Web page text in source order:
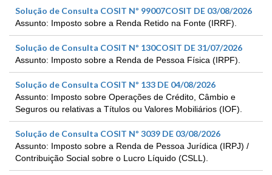
Solução de Consulta COSIT Nº 99007COSIT DE 03/08/2026
Assunto: Imposto sobre a Renda Retido na Fonte (IRRF).
Solução de Consulta COSIT Nº 130COSIT DE 31/07/2026
Assunto: Imposto sobre a Renda de Pessoa Física (IRPF).
Solução de Consulta COSIT Nº 133 DE 04/08/2026
Assunto: Imposto sobre Operações de Crédito, Câmbio e
Seguros ou relativas a Títulos ou Valores Mobiliários (IOF).
Solução de Consulta COSIT Nº 3039 DE 03/08/2026
Assunto: Imposto sobre a Renda de Pessoa Jurídica (IRPJ) /
Contribuição Social sobre o Lucro Líquido (CSLL).